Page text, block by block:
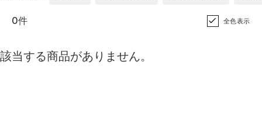
0件 全色表示
該当する商品がありません。